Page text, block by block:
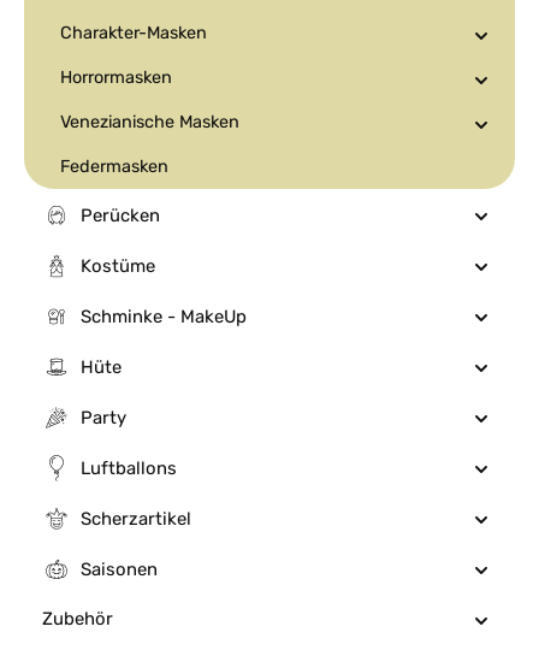
Charakter-Masken
Horrormasken
Venezianische Masken
Federmasken
Perücken
Kostüme
Schminke - MakeUp
Hüte
Party
Luftballons
Scherzartikel
Saisonen
Zubehör